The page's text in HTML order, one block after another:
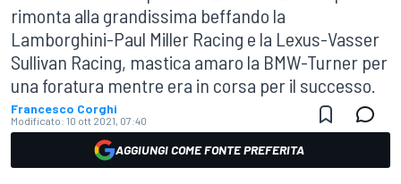
rimonta alla grandissima beffando la
Lamborghini-Paul Miller Racing e la Lexus-Vasser
Sullivan Racing, mastica amaro la BMW-Turner per
una foratura mentre era in corsa per il successo.
Francesco Corghi
Modificato: 10 ott 2021, 07:40
AGGIUNGI COME FONTE PREFERITA